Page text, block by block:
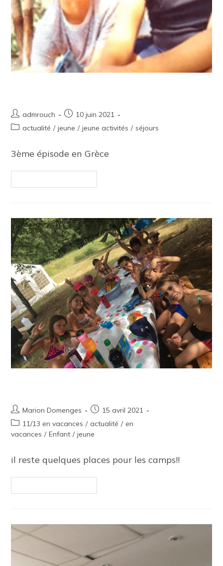
admrouch
10 juin 2021
actualité / jeune / jeune activités / séjours
3ème épisode en Grèce
Marion Domenges
15 avril 2021
11/13 en vacances / actualité / en
vacances / Enfant / jeune
il reste quelques places pour les camps!!